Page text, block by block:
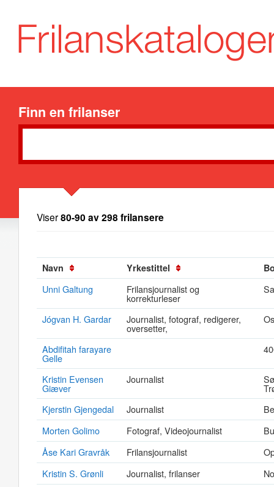
Finn en frilanser
Viser80-90 av 298 frilansere
Navn Yrkestittel
Unni Galtung Frilansjournalist og
korrekturleser
Jógvan H. Gardar Journalist, fotograf, redigerer,
oversetter,
Abdifitah farayare
Gelle
Kristin Evensen
Giæver
Journalist
Kjerstin Gjengedal
Journalist
Morten Golimo
Fotograf, Videojournalist
Åse Kari Gravråk
Frilansjournalist
Kristin S. Grønli
Journalist, frilanser